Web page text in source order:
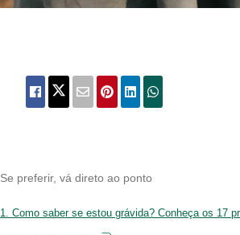
Se preferir, vá direto ao ponto
1. Como saber se estou grávida? Conheça os 17